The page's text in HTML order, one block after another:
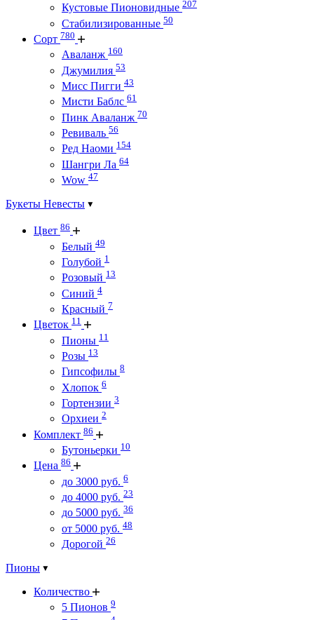
Кустовые Пионовидные 207
Стабилизированные 50
Сорт 780
Аваланж 160
Джумилия 53
Мисс Пигги 43
Мисти Баблс 61
Пинк Аваланж 70
Ревиваль 56
Ред Наоми 154
Шангри Ла 64
Wow 47
Букеты Невесты
Цвет 86
Белый 49
Голубой 1
Розовый 13
Синий 4
Красный 7
Цветок 11
Пионы 11
Розы 13
Гипсофилы 8
Хлопок 6
Гортензии 3
Орхиеи 2
Комплект 86
Бутоньерки 10
Цена 86
до 3000 руб. 6
до 4000 руб. 23
до 5000 руб. 36
от 5000 руб. 48
Дорогой 26
Пионы
Количество
5 Пионов 9